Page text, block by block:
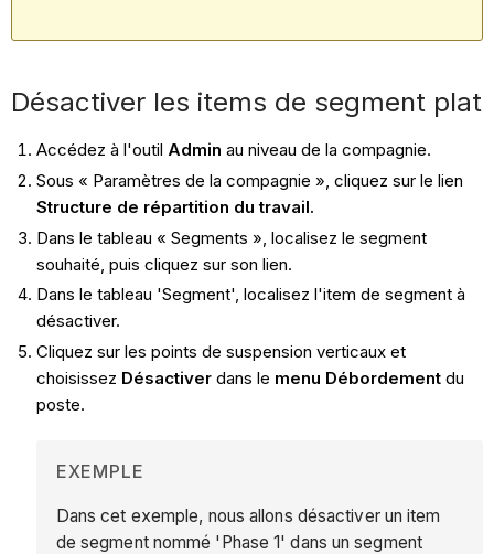
Désactiver les items de segment plat
Accédez à l'outil Admin au niveau de la compagnie.
Sous « Paramètres de la compagnie », cliquez sur le lien
Structure de répartition du travail.
Dans le tableau « Segments », localisez le segment
souhaité, puis cliquez sur son lien.
Dans le tableau 'Segment', localisez l'item de segment à
désactiver.
Cliquez sur les points de suspension verticaux et
choisissez Désactiverdans le menu Débordementdu
poste.
EXEMPLE
Dans cet exemple, nous allons désactiver un item
de segment nommé 'Phase 1' dans un segment